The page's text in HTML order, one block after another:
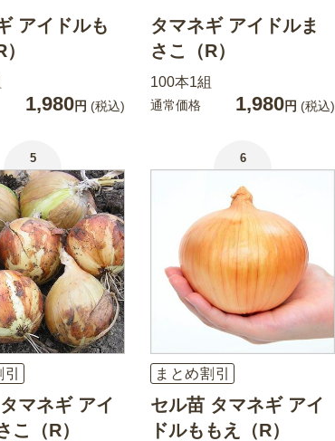
アイドルも
1,980円 (税込)
タマネギ アイドルま
さこ（R）
100本1組
通常価格 1,980円 (税込)
5
マネギ アイ
こ（R）
6
まとめ割引
セル苗 タマネギ アイ
ドルももえ（R）